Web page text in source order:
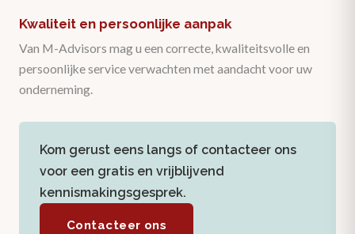
Kwaliteit en persoonlijke aanpak
Van M-Advisors mag u een correcte, kwaliteitsvolle en
persoonlijke service verwachten met aandacht voor uw
onderneming.
Kom gerust eens langs of contacteer ons
voor een gratis en vrijblijvend
kennismakingsgesprek.
Contacteer ons